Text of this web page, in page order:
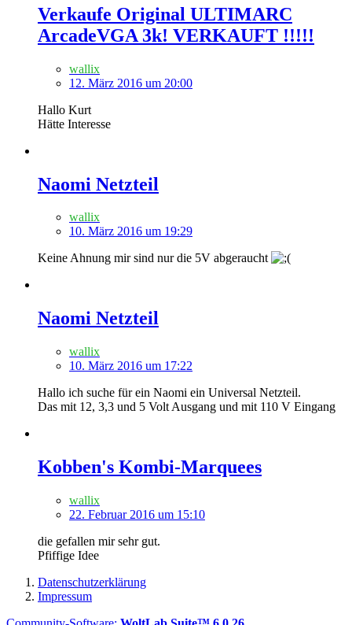
Verkaufe Original ULTIMARC
ArcadeVGA 3k! VERKAUFT !!!!!
wallix
12. März 2016 um 20:00
Hallo Kurt
Hätte Interesse
Naomi Netzteil
wallix
10. März 2016 um 19:29
Keine Ahnung mir sind nur die 5V abgeraucht
Naomi Netzteil
wallix
10. März 2016 um 17:22
Hallo ich suche für ein Naomi ein Universal Netzteil.
Das mit 12, 3,3 und 5 Volt Ausgang und mit 110 V Eingang
Kobben's Kombi-Marquees
wallix
22. Februar 2016 um 15:10
die gefallen mir sehr gut.
Pfiffige Idee
Datenschutzerklärung
Impressum